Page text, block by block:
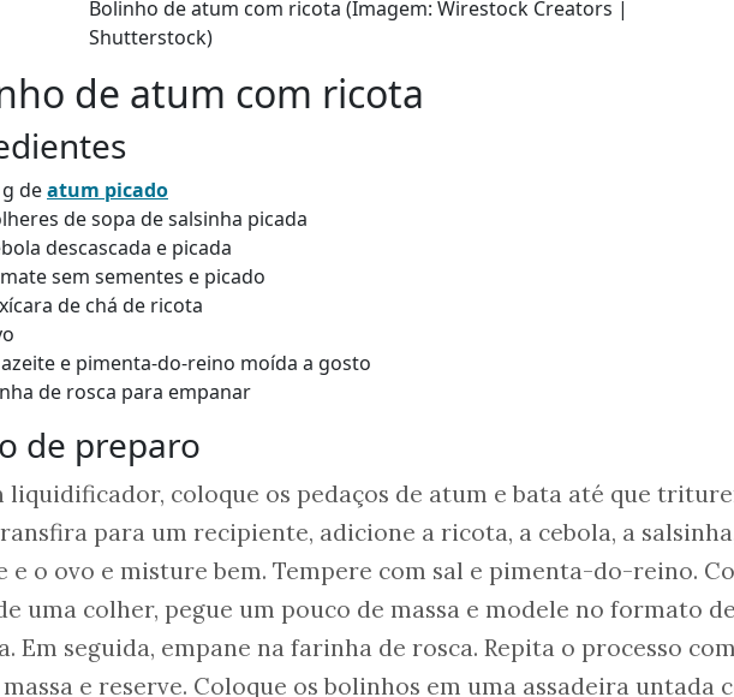
Bolinho de atum com ricota (Imagem: Wirestock Creators |
Shutterstock)
de atum com ricota
deatum picado
de sopa de salsinha picada
descascada e picada
sem sementes e picado
de chá de ricota
azeite e pimenta-do-reino moída a gosto
de rosca para empanar
de preparo
liquidificador, coloque os pedaços de atum e bata até que
para um recipiente, adicione a ricota, a cebola, a
e o ovo e misture bem. Tempere com sal e pimenta-do-reino.
uma colher, pegue um pouco de massa e modele no formato
Em seguida, empane na farinha de rosca. Repita o processo com
e reserve. Coloque os bolinhos em uma assadeira untada